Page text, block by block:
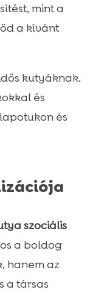
mint a
a kívánt
kutyáknak.
és
és
szociális
a boldog
hanem az
a társas